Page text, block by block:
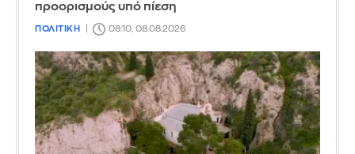
προορισμούς υπό πίεση
ΠΟΛΙΤΙΚΗ 08:10, 08.08.2026